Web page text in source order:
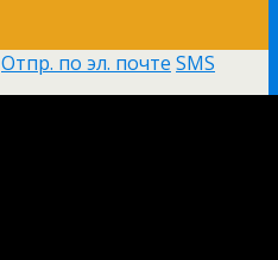
Отпр. по эл. почте SMS